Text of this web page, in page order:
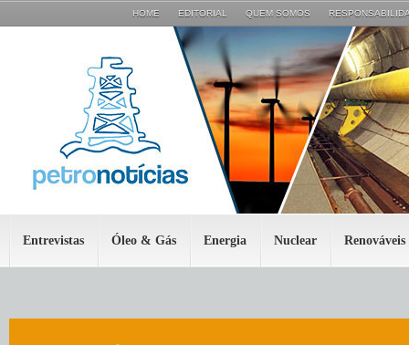
HOME EDITORIAL QUEM SOMOS
Entrevistas Óleo & Gás Energia Nuclear Renováveis